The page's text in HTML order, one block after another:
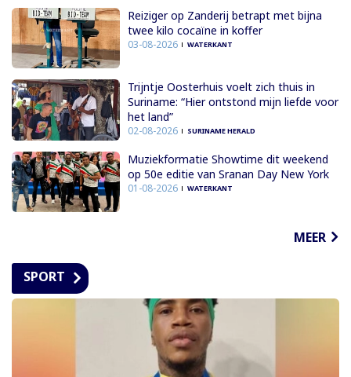
Reiziger op Zanderij betrapt met bijna
twee kilo cocaïne in koffer
03-08-2026 WATERKANT
Trijntje Oosterhuis voelt zich thuis in
Suriname: “Hier ontstond mijn liefde voor
het land”
02-08-2026 SURINAME HERALD
Muziekformatie Showtime dit weekend
op 50e editie van Sranan Day New York
01-08-2026 WATERKANT
MEER
SPORT